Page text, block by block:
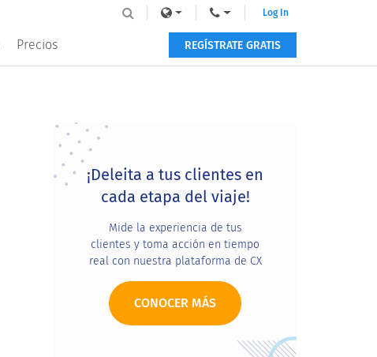
Precios
Log In
REGÍSTRATE GRATIS
Primary
Sidebar
¡Deleita a tus clientes en
cada etapa del viaje!
Mide la experiencia de tus
clientes y toma acción en tiempo
real con nuestra plataforma de CX
CONOCER MÁS